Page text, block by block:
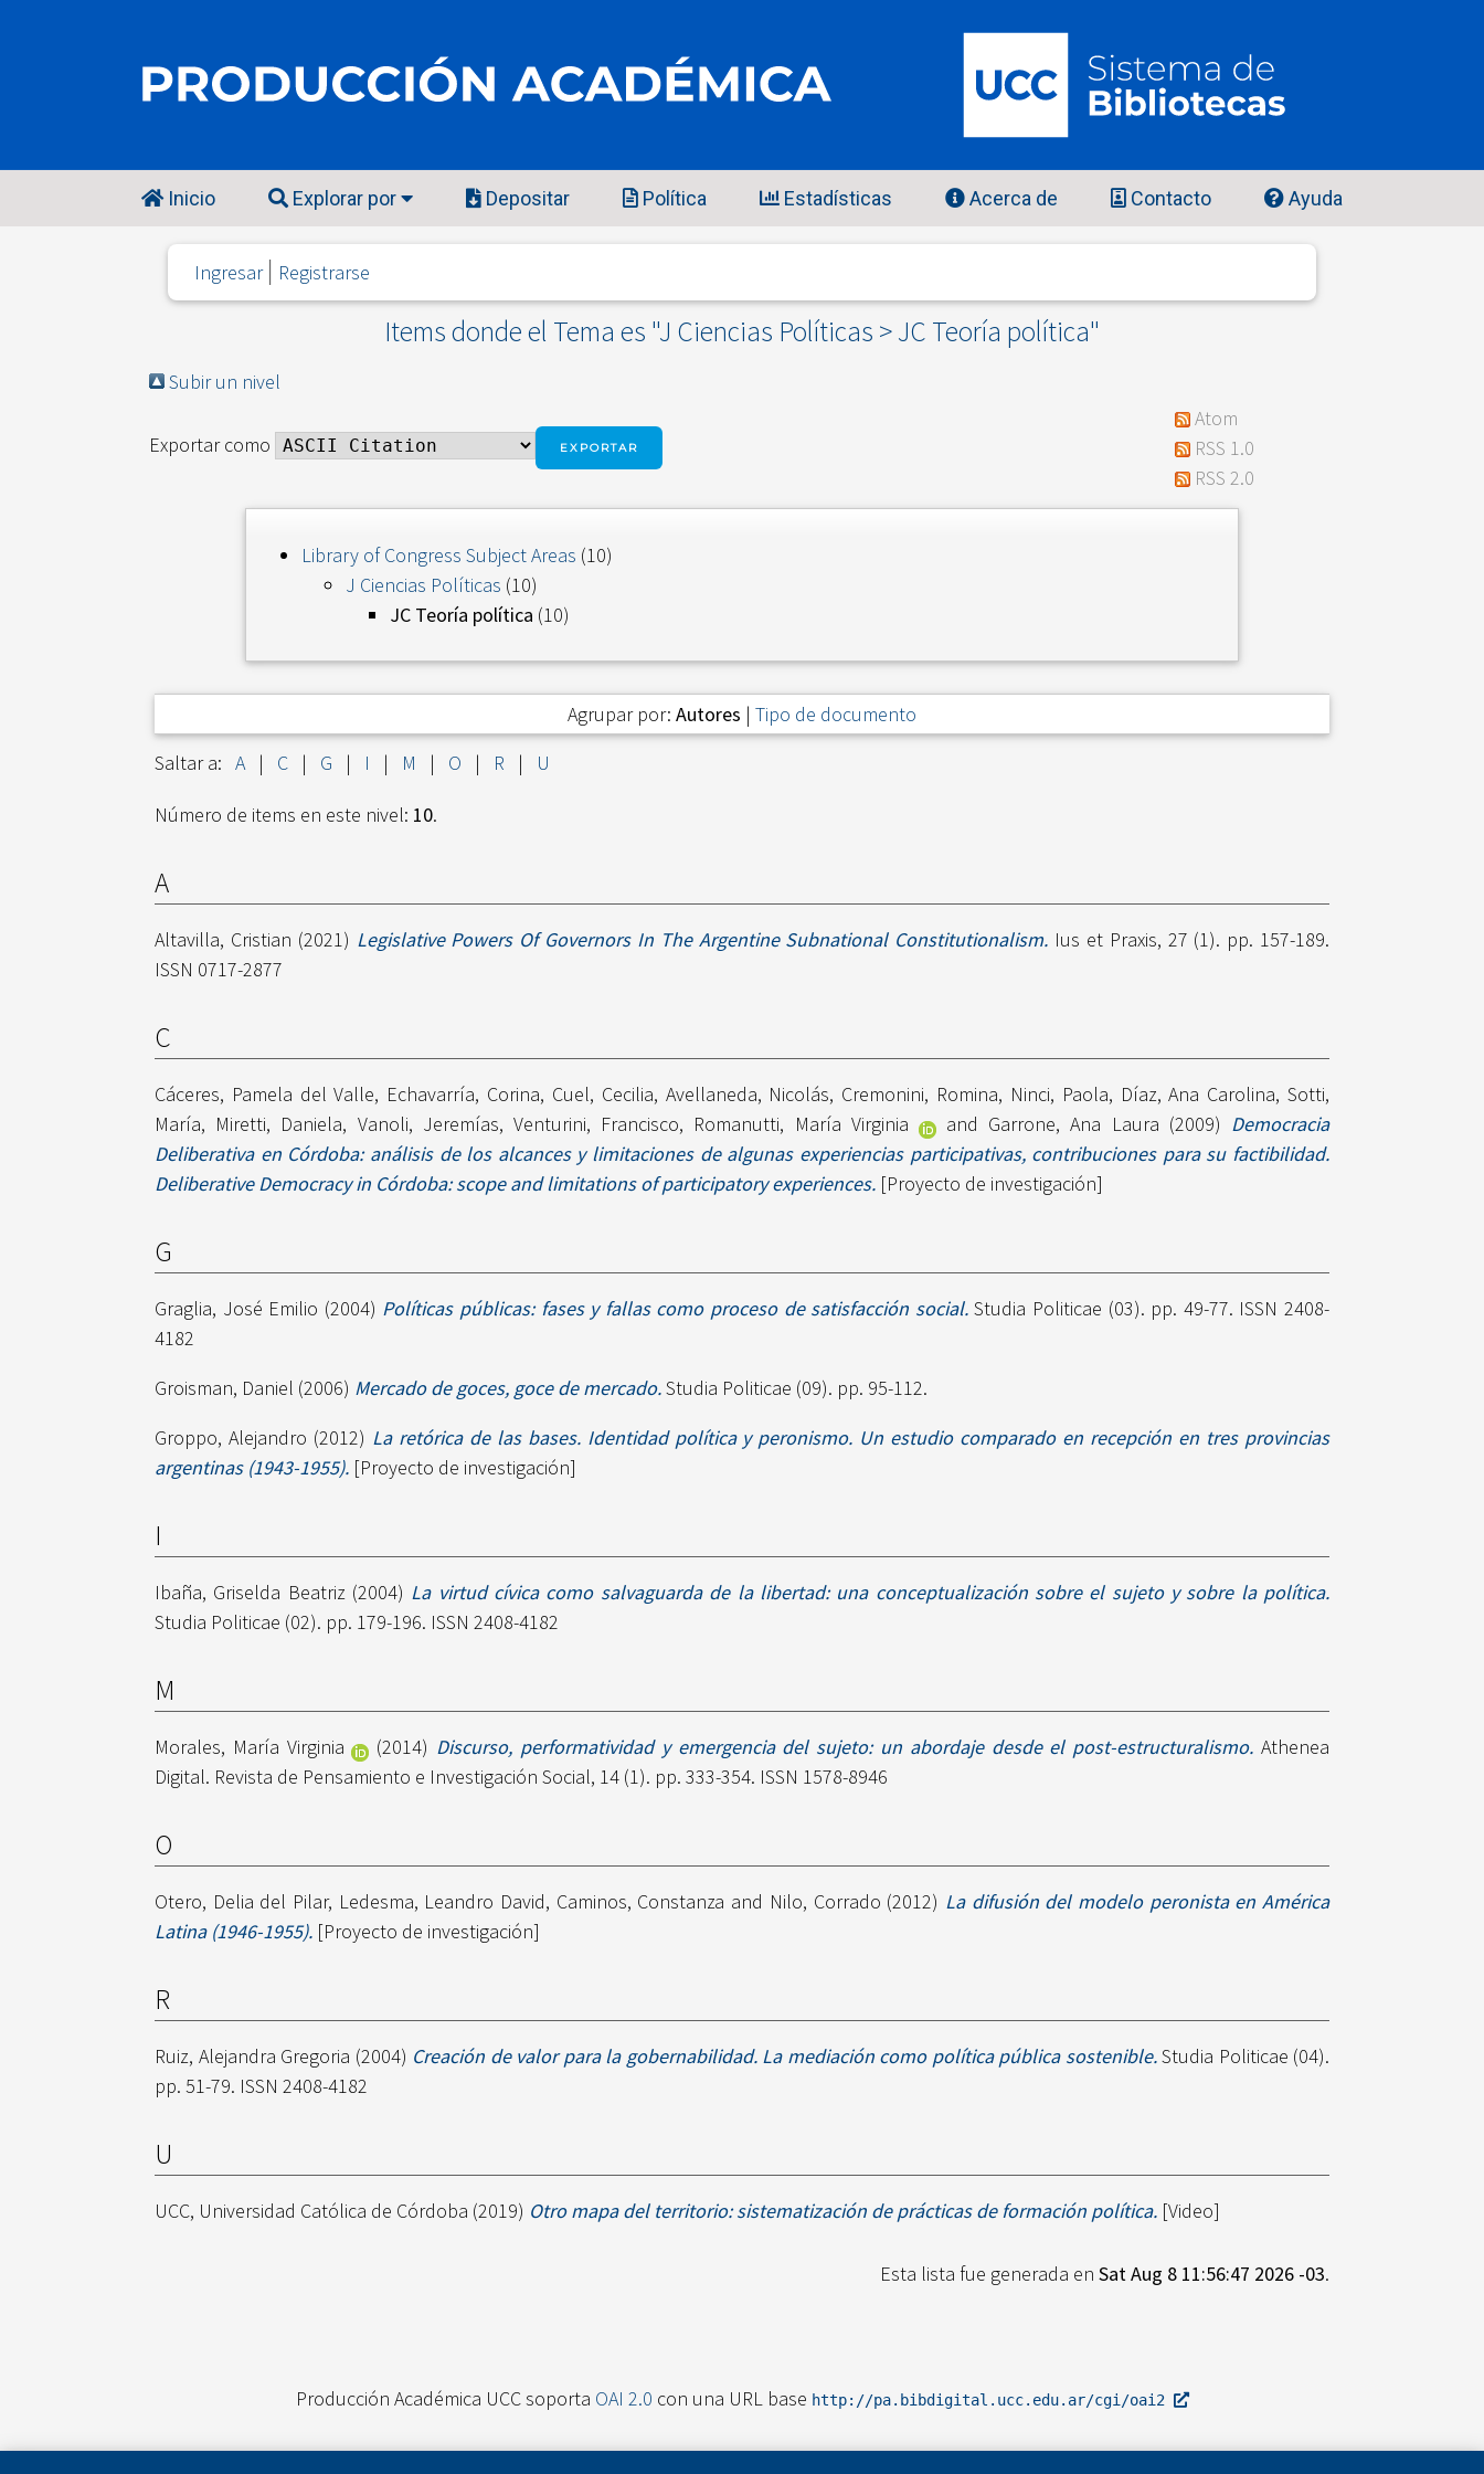
Inicio Explorar por Depositar Política Estadísticas Acerca de Contacto Ayuda
Ingresar Registrarse
Items donde el Tema es "J Ciencias Políticas > JC Teoría política"
Subir un nivel
Exportar como
Atom
RSS 1.0
RSS 2.0
Library of Congress Subject Areas (10)
J Ciencias Políticas (10)
JC Teoría política (10)
Agrupar por: Autores | Tipo de documento
Saltar a: A | C | G | I | M | O | R | U
Número de items en este nivel: 10.
A
Altavilla, Cristian (2021) Legislative Powers Of Governors In The Argentine Subnational Constitutionalism. Ius et Praxis, 27 (1). pp. 157-189.
ISSN 0717-2877
C
Cáceres, Pamela del Valle, Echavarría, Corina, Cuel, Cecilia, Avellaneda, Nicolás, Cremonini, Romina, Ninci, Paola, Díaz, Ana Carolina,Sotti,
María, Miretti, Daniela, Vanoli, Jeremías, Venturini, Francisco, Romanutti, María Virginia and Garrone, Ana Laura (2009) Democracia
Deliberativa en Córdoba: análisis de los alcances y limitaciones de algunas experiencias participativas, contribuciones para su factibilidad.
Deliberative Democracy in Córdoba: scope and limitations of participatory experiences. [Proyecto de investigación]
G
Graglia, José Emilio (2004) Políticas públicas: fases y fallas como proceso de satisfacción social.Studia Politicae (03). pp. 49-77. ISSN 2408-
4182
Groisman, Daniel (2006) Mercado de goces, goce de mercado.Studia Politicae (09). pp. 95-112.
Groppo, Alejandro (2012) La retórica de las bases. Identidad política y peronismo. Un estudio comparado en recepción en tres provincias
argentinas (1943-1955). [Proyecto de investigación]
I
Ibaña, Griselda Beatriz(2004) La virtud cívica como salvaguarda de la libertad: una conceptualización sobre el sujeto y sobre la política.
Studia Politicae (02). pp. 179-196. ISSN 2408-4182
M
Morales, María Virginia (2014) Discurso, performatividad y emergencia del sujeto: un abordaje desde el post-estructuralismo. Athenea
Digital. Revista de Pensamiento e Investigación Social, 14 (1). pp. 333-354. ISSN 1578-8946
O
Otero, Delia del Pilar, Ledesma, Leandro David, Caminos, Constanza and Nilo, Corrado (2012) La difusión del modelo peronista en América
Latina (1946-1955). [Proyecto de investigación]
R
Ruiz, Alejandra Gregoria (2004) Creación de valor para la gobernabilidad. La mediación como política pública sostenible.Studia Politicae (04).
pp. 51-79. ISSN 2408-4182
U
UCC, Universidad Católica de Córdoba (2019) Otro mapa del territorio: sistematización de prácticas de formación política. [Video]
Esta lista fue generada en Sat Aug 8 11:56:47 2026 -03.
Producción Académica UCC soporta OAI 2.0 con una URL base http://pa.bibdigital.ucc.edu.ar/cgi/oai2